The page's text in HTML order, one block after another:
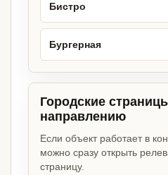
Бистро
Бургерная
Городские
направлению
Если объект работает в
можно сразу открыть
страницу.